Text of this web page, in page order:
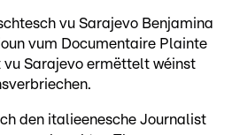
vu Sarajevo Benjamina
vum Documentaire Plainte
vu Sarajevo ermëttelt wéinst
den italieenesche Journalist